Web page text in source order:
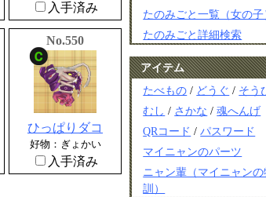
入手済み
No.550
ひっぱりダコ
好物：ぎょかい
入手済み
たのみごと一覧（女の子
たのみごと詳細検索
アイテム
たべもの / どうぐ / そう
むし / さかな /魂へんげ
QRコード /パスワード
マイニャンのパーツ
ニャン輩（マイニャンの
訓）